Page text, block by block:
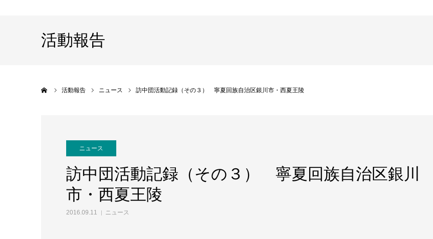
活動報告
活動報告 ニュース 訪中団活動記録（その３） 寧夏回族自治区銀川市・西夏王陵
ニュース
訪中団活動記録（その３） 寧夏回族自治区銀川
市・西夏王陵
2016.09.11 ニュース